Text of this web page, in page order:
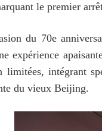
le premier
du 70e
expérience
limitées, intégrant
du vieux Beijing.